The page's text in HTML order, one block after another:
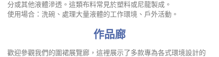
分或其他液體滲透。這類布料常見於塑料或尼龍製成。
使用場合：洗碗、處理大量液體的工作環境、戶外活動。
作品廊
歡迎參觀我們的圍裙展覽廊，這裡展示了多款專為各式環境設計的